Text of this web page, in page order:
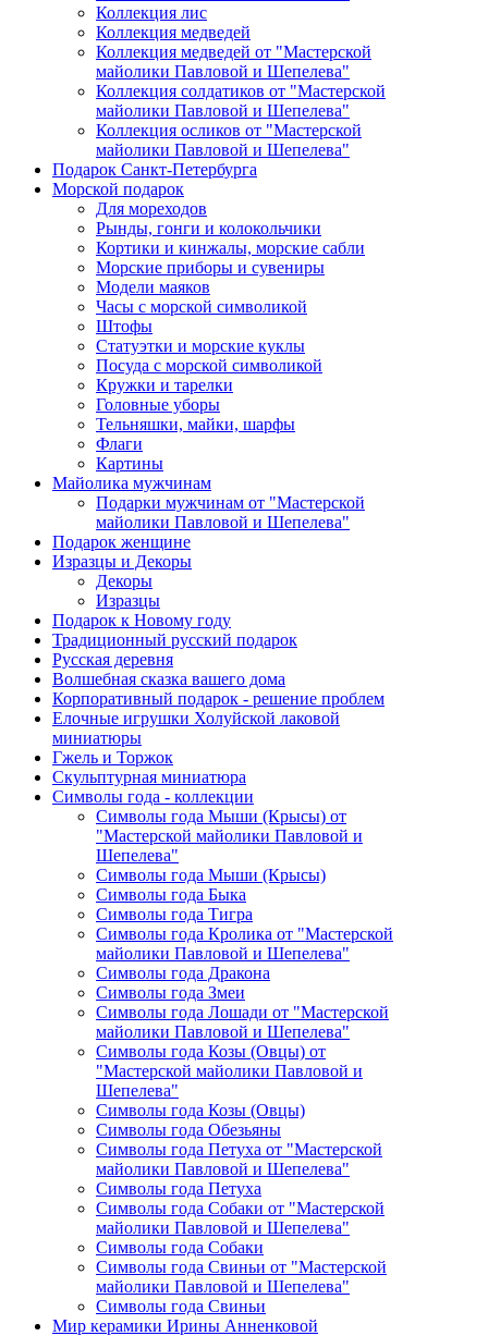
Коллекция лис
Коллекция медведей
Коллекция медведей от "Мастерской
майолики Павловой и Шепелева"
Коллекция солдатиков от "Мастерской
майолики Павловой и Шепелева"
Коллекция осликов от "Мастерской
майолики Павловой и Шепелева"
Подарок Санкт-Петербурга
Морской подарок
Для мореходов
Рынды, гонги и колокольчики
Кортики и кинжалы, морские сабли
Морские приборы и сувениры
Модели маяков
Часы с морской символикой
Штофы
Статуэтки и морские куклы
Посуда с морской символикой
Кружки и тарелки
Головные уборы
Тельняшки, майки, шарфы
Флаги
Картины
Майолика мужчинам
Подарки мужчинам от "Мастерской
майолики Павловой и Шепелева"
Подарок женщине
Изразцы и Декоры
Декоры
Изразцы
Подарок к Новому году
Традиционный русский подарок
Русская деревня
Волшебная сказка вашего дома
Корпоративный подарок - решение проблем
Елочные игрушки Холуйской лаковой
миниатюры
Гжель и Торжок
Скульптурная миниатюра
Символы года - коллекции
Символы года Мыши (Крысы) от
"Мастерской майолики Павловой и
Шепелева"
Символы года Мыши (Крысы)
Символы года Быка
Символы года Тигра
Символы года Кролика от "Мастерской
майолики Павловой и Шепелева"
Символы года Дракона
Символы года Змеи
Символы года Лошади от "Мастерской
майолики Павловой и Шепелева"
Символы года Козы (Овцы) от
"Мастерской майолики Павловой и
Шепелева"
Символы года Козы (Овцы)
Символы года Обезьяны
Символы года Петуха от "Мастерской
майолики Павловой и Шепелева"
Символы года Петуха
Символы года Собаки от "Мастерской
майолики Павловой и Шепелева"
Символы года Собаки
Символы года Свиньи от "Мастерской
майолики Павловой и Шепелева"
Символы года Свиньи
Мир керамики Ирины Анненковой